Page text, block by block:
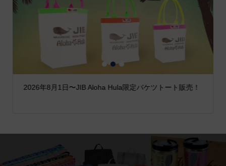
2026年8月1日〜JIB Aloha Hula限定バケツトート販売！
1 2 3